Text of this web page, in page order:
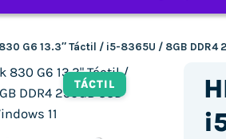
G6 13.3″ Táctil / i5-8365U / 8GB DDR4
TÁCTIL